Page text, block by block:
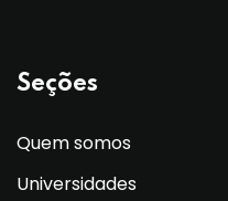
Seções
Quem somos
Universidades